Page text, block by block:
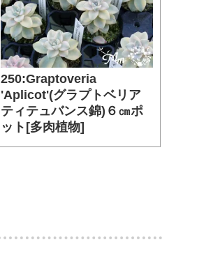
250:Graptoveria
'Aplicot'(グラプトベリア
ティテュバンス錦)６㎝ポ
ット[多肉植物]